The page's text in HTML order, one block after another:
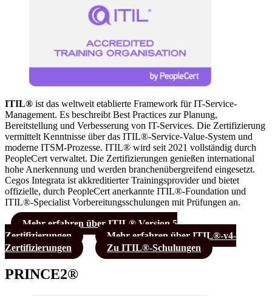
ITIL® ist das weltweit etablierte Framework für IT-Service-
Management. Es beschreibt Best Practices zur Planung,
Bereitstellung und Verbesserung von IT-Services. Die Zertifizierung
vermittelt Kenntnisse über das ITIL®-Service-Value-System und
moderne ITSM-Prozesse. ITIL® wird seit 2021 vollständig durch
PeopleCert verwaltet. Die Zertifizierungen genießen international
hohe Anerkennung und werden branchenübergreifend eingesetzt.
Cegos Integrata ist akkreditierter Trainingsprovider und bietet
offizielle, durch PeopleCert anerkannte ITIL®-Foundation und
ITIL®-Specialist Vorbereitungsschulungen mit Prüfungen an.
Mehr erfahren über ITIL® Version 5
Zertifizierungen
Mehr erfahren über ITIL®-v4-
Zertifizierungen
Zu ITIL®-Schulungen
PRINCE2®